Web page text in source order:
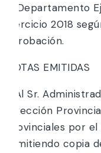
2. Departamento
Ejercicio 2018
aprobación.
NOTAS EMITIDAS
1. Al Sr.
Dirección
Provinciales por
remitiendo copia